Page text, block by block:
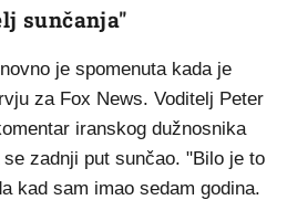
sunčanja"
je spomenuta kada je
za Fox News. Voditelj Peter
iranskog dužnosnika
zadnji put sunčao. "Bilo je to
kad sam imao sedam godina.